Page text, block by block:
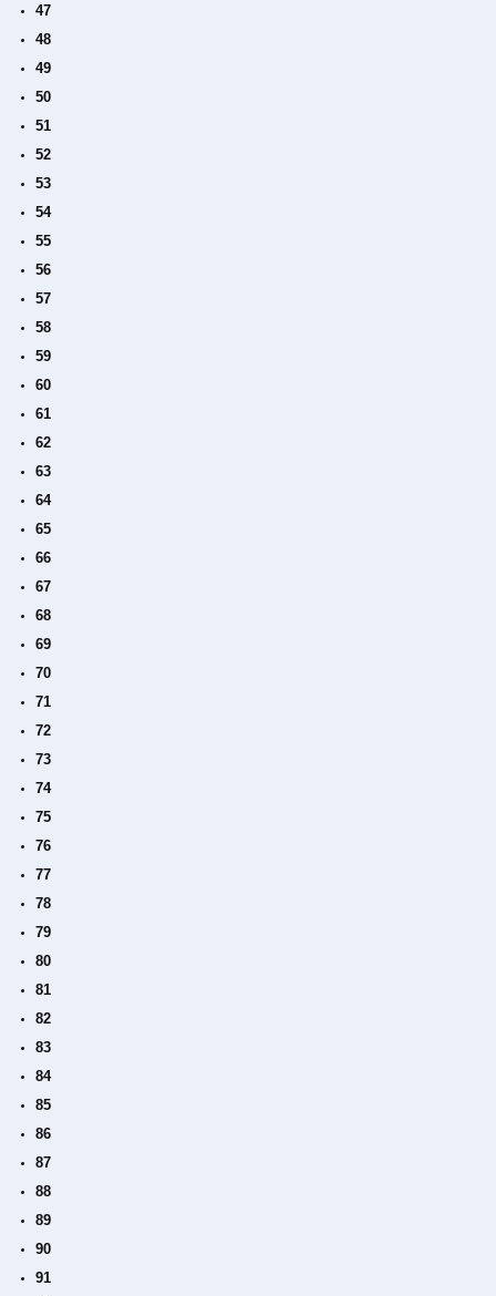
47
48
49
50
51
52
53
54
55
56
57
58
59
60
61
62
63
64
65
66
67
68
69
70
71
72
73
74
75
76
77
78
79
80
81
82
83
84
85
86
87
88
89
90
91